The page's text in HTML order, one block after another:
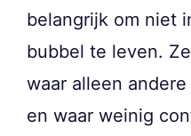
belangrijk om niet
bubbel te leven.
waar alleen
en waar weinig